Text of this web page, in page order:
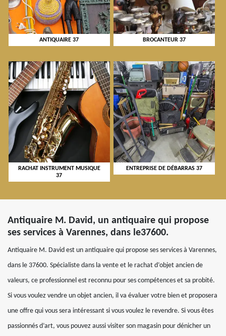
ANTIQUAIRE 37 BROCANTEUR 37
RACHAT INSTRUMENT MUSIQUE
37
ENTREPRISE DE DÉBARRAS 37
Antiquaire M. David, un antiquaire qui propose
ses services à Varennes, dans le37600.
Antiquaire M. David est un antiquaire qui propose ses services à Varennes,
dans le 37600. Spécialiste dans la vente et le rachat d’objet ancien de
valeurs, ce professionnel est reconnu pour ses compétences et sa probité.
Si vous voulez vendre un objet ancien, il va évaluer votre bien et proposera
une offre qui vous sera intéressant si vous voulez le revendre. Si vous êtes
passionnés d’art, vous pouvez aussi visiter son magasin pour dénicher un